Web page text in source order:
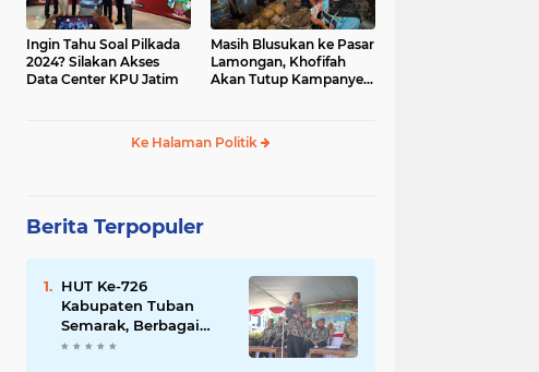
Ingin Tahu Soal Pilkada
2024? Silakan Akses
Data Center KPU Jatim
Masih Blusukan ke Pasar
Lamongan, Khofifah
Akan Tutup Kampanye
Ke Halaman Politik
Berita Terpopuler
HUT Ke-726
Kabupaten Tuban
Semarak, Berbagai
Prestasinya Pun